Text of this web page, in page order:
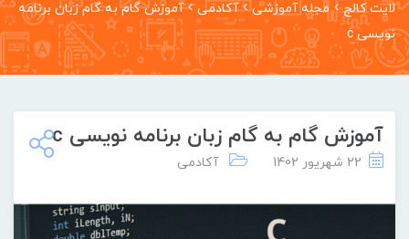
لایت کالج مجله آموزشی آکادمی
آموزش گام به گام زبان برنامه
نویسی c
آموزش گام به گام زبان برنامه نویسی c
22 شهریور 1402 آکادمی